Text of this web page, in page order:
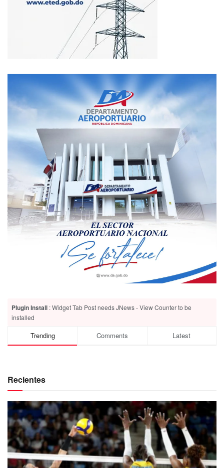
Plugin Install : Widget Tab Post needs JNews - View Counter to be
installed
Trending Comments Latest
Recientes